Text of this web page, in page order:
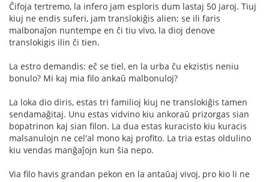
Ĉifoja tertremo, la infero jam esploris dum lastaj 50 jaroj. Tiuj
kiuj ne endis suferi, jam translokiĝis alien; se ili faris
malbonaĵon nuntempe en ĉi tiu vivo, la dioj denove
translokigis ilin ĉi tien.
La estro demandis: eĉ se tiel, en la urba ĉu ekzistis neniu
bonulo? Mi kaj mia filo ankaŭ malbonuloj?
La loka dio diris, estas tri familioj kiuj ne translokiĝis tamen
sendamaĝitaj. Unu estas vidvino kiu ankoraŭ prizorgas sian
bopatrinon kaj sian filon. La dua estas kuracisto kiu kuracis
malsanulojn ne cel'al mono kaj profito. La tria estas oldulino
kiu vendas manĝaĵojn kun ŝia nepo.
Via filo havis grandan pekon en la antaŭaj vivoj, pro kio li ne